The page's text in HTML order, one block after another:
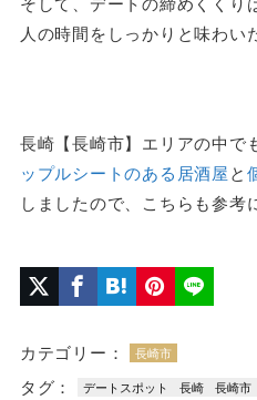
人の時間をしっかりと味わい
長崎【長崎市】エリアの中で
ップルシートのある居酒屋と
しましたので、こちらも参考
カテゴリー： 長崎市
タグ： デートスポット 長崎 長崎市